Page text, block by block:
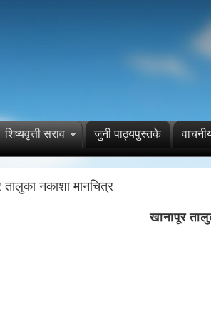
शिष्यवृत्ती सराव जुनी पाठ्यपुस्तके
तालुका नकाशा मानचित्र
खानापूर